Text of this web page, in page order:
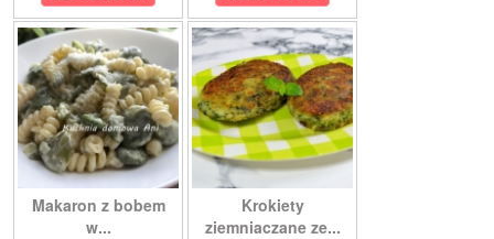
Makaron z bobem
w...
Krokiety
ziemniaczane ze...